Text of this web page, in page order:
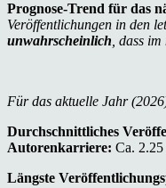
Prognose-Trend für das
Veröffentlichungen in den
unwahrscheinlich, dass im
Für das aktuelle Jahr
Durchschnittliches
Autorenkarriere: Ca. 2.25
Längste